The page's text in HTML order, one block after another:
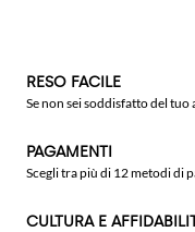
RESO FACILE
Se non sei soddisfatto del
PAGAMENTI
Scegli tra più di 12 metodi di
CULTURA E